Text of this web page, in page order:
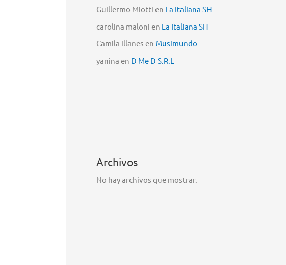
Guillermo Miotti en La Italiana SH
carolina maloni en La Italiana SH
Camila illanes en Musimundo
yanina en D Me D S.R.L
Archivos
No hay archivos que mostrar.